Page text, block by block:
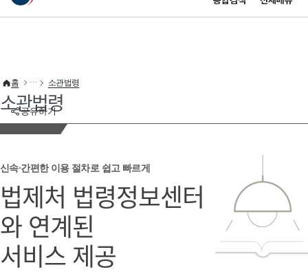
이 누리집은 대한민국 공식 전자정부 누리집입니다.
공유하기
홈 소관법령
소관법령
신속·간편한 이용 절차로 쉽고 빠르게
법제처 법령정보센터
와 연계된
서비스 제공